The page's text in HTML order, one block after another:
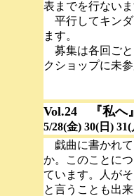
表までを行ないま
平行してキンダ
ます。
募集は各回ごと
クショップに未
Vol.24 『私へ』
5/28(金) 30(日)
戯曲に書かれて
か。このことに
ています。人が
と言うことも出